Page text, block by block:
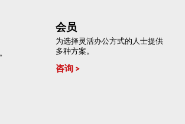
会员
为选择灵活办公方式的人士提供
多种方案。
咨询